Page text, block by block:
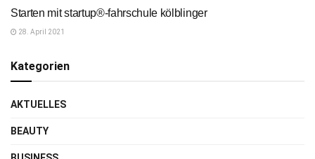
Starten mit startup®-fahrschule kölblinger
28. April 2021
Kategorien
AKTUELLES
BEAUTY